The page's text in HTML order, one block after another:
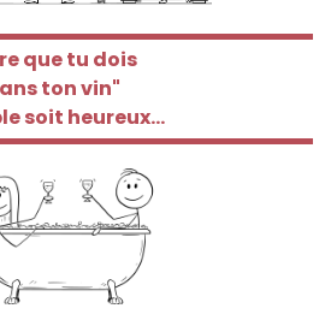
que tu dois
ton vin"
soit heureux...